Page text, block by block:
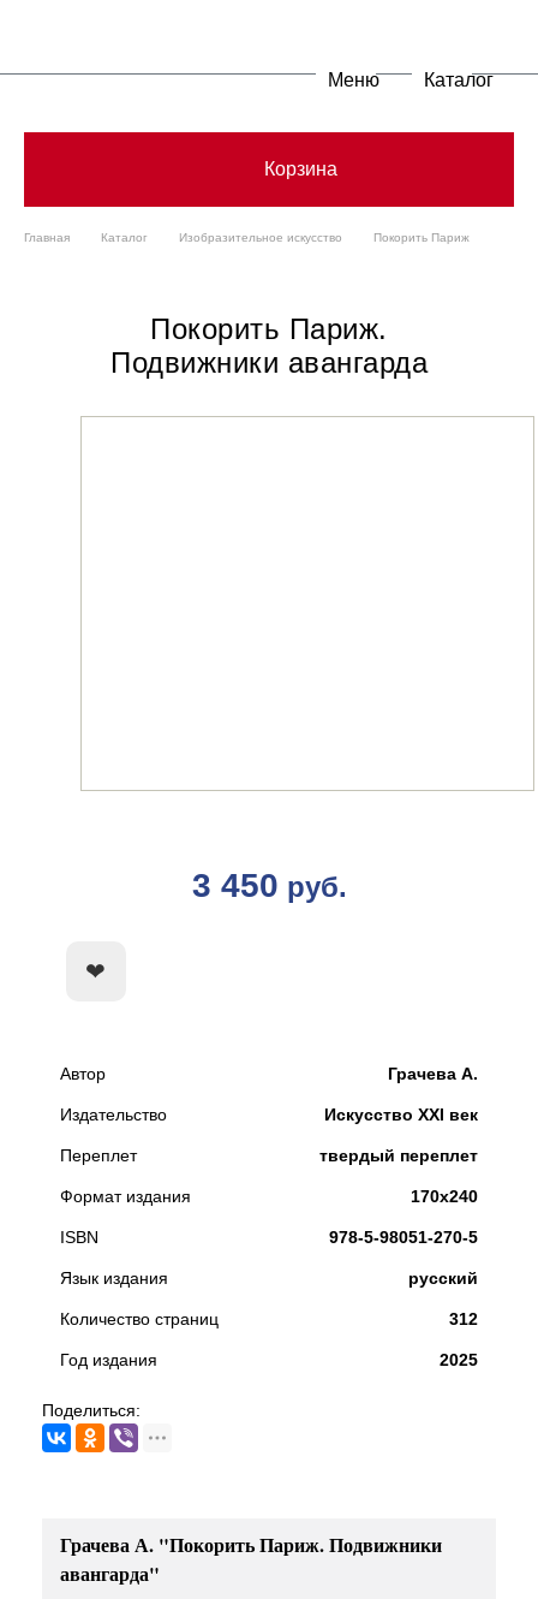
Меню Каталог
Корзина
Главная Каталог Изобразительное искусство Покорить Париж
Покорить Париж.
Подвижники авангарда
3 450 руб.
Автор Грачева А.
Издательство Искусство XXI век
Переплет твердый переплет
Формат издания 170х240
ISBN 978-5-98051-270-5
Язык издания русский
Количество страниц 312
Год издания 2025
Поделиться:
Грачева А. "Покорить Париж. Подвижники
авангарда"